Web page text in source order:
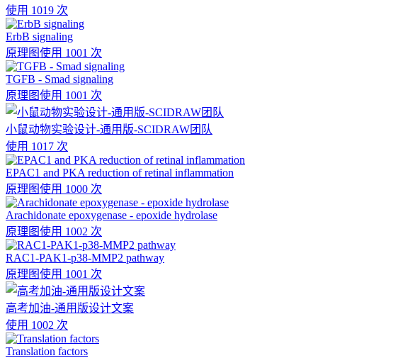
使用 1019 次
ErbB signaling
原理图使用 1001 次
TGFB - Smad signaling
原理图使用 1001 次
小鼠动物实验设计-通用版-SCIDRAW团队
使用 1017 次
EPAC1 and PKA reduction of retinal inflammation
原理图使用 1000 次
Arachidonate epoxygenase - epoxide hydrolase
原理图使用 1002 次
RAC1-PAK1-p38-MMP2 pathway
原理图使用 1001 次
高考加油-通用版设计文案
使用 1002 次
Translation factors